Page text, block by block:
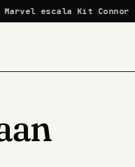
escala Kit Connor